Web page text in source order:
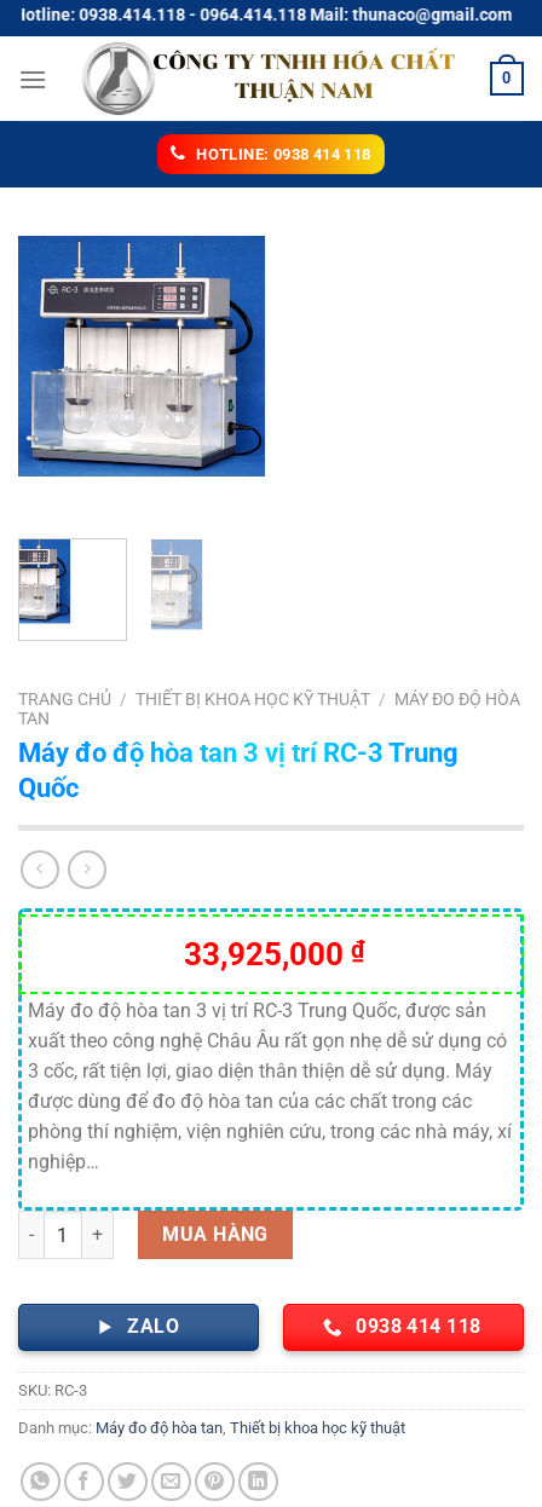
Chuyển
đến
nội
0938.414.118 - 0964.414.118 Mail: thunaco@gmail.com
0
HOTLINE: 0938 414 118
TRANG CHỦ / THIẾT BỊ KHOA HỌC KỸ THUẬT / MÁY ĐO ĐỘ HÒA
TAN
Máy đo độ hòa tan 3 vị trí RC-3 Trung
Quốc
33,925,000 ₫
Máy đo độ hòa tan 3 vị trí RC-3 Trung Quốc, được sản
xuất theo công nghệ Châu Âu rất gọn nhẹ dễ sử dụng có
3 cốc, rất tiện lợi, giao diện thân thiện dễ sử dụng. Máy
được dùng để đo độ hòa tan của các chất trong các
phòng thí nghiệm, viện nghiên cứu, trong các nhà máy, xí
nghiệp…
Máy đo độ hòa tan 3 vị trí RC-3 Trung Quốc số lượng
MUA HÀNG
ZALO 0938 414 118
SKU: RC-3
Danh mục: Máy đo độ hòa tan Thiết bị khoa học kỹ thuật